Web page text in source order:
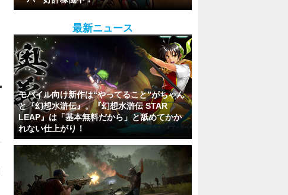
最新ニュース
モバイル向け新作は“やってること”がちゃん
と『幻想水滸伝』。『幻想水滸伝 STAR
LEAP』は「基本無料だから」と舐めてかか
れない仕上がり！